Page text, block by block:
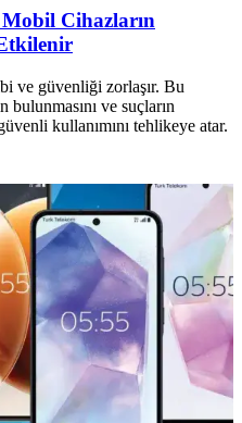
Cihazların
ve güvenliği zorlaşır. Bu
bulunmasını ve suçların
kullanımını tehlikeye atar.